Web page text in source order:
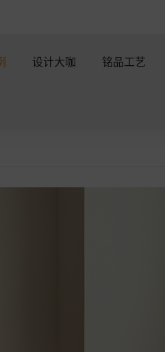
设计大咖 铭品工艺